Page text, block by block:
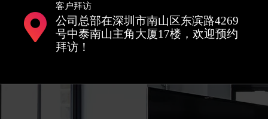
客户拜访
公司总部在深圳市南山区东滨路4269
号中泰南山主角大厦17楼，欢迎预约
拜访！